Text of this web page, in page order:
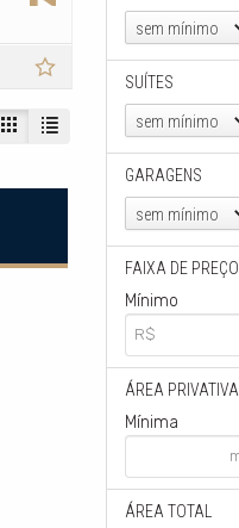
sem mínimo
SUÍTES
sem mínimo
GARAGENS
sem mínimo
FAIXA DE PREÇO
Mínimo
ÁREA PRIVATIVA
Mínima
ÁREA TOTAL